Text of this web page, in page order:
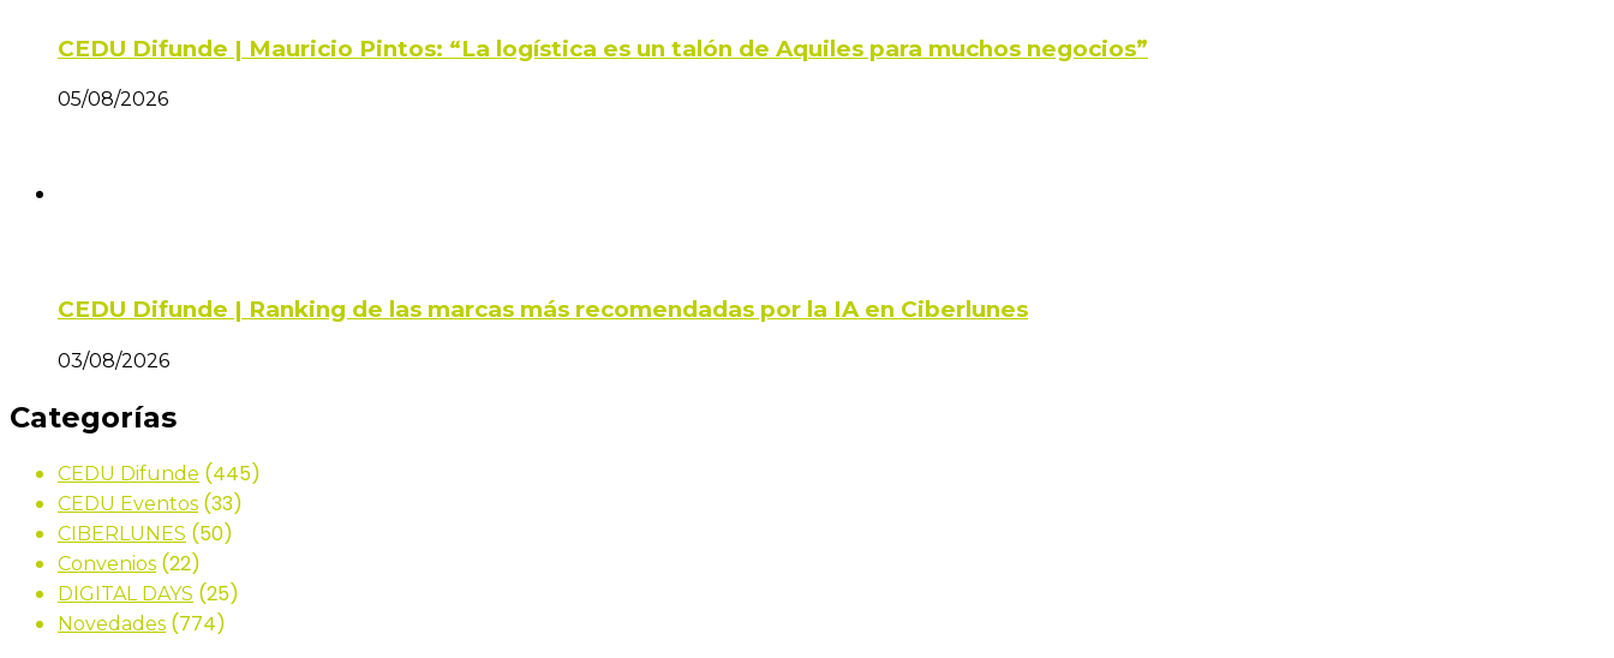
CEDU Difunde | Mauricio Pintos: “La logística es un talón de Aquiles para muchos negocios”
05/08/2026
CEDU Difunde | Ranking de las marcas más recomendadas por la IA en Ciberlunes
03/08/2026
Categorías
CEDU Difunde (445)
CEDU Eventos (33)
CIBERLUNES (50)
Convenios (22)
DIGITAL DAYS (25)
Novedades (774)